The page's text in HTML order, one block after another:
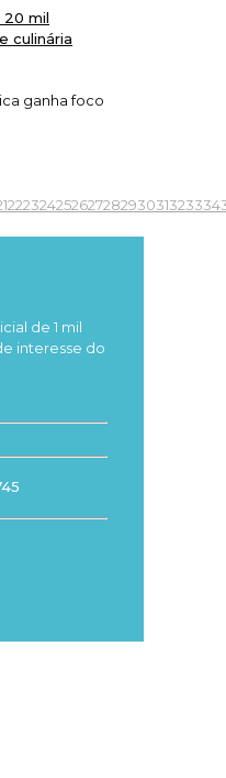
20 mil
culinária
ganha foco
22232425262728293031323334
de 1 mil
interesse do